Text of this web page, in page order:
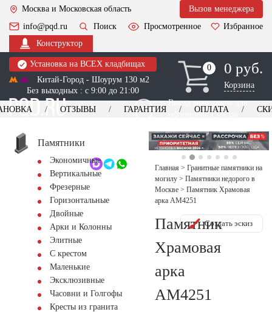
Москва и Московская область
Вызов менеджера
info@pqd.ru
Поиск Просмотренное
Избранное
Конструктор
Установка на ВСЕХ кладбищах
Китай-Город - Шоурум 130 м2
Без выходных : с 9:00 до 21:00
0
0 0 руб.
Корзина
Выезд менеджера для
оформления заказа
+7 (495) 518-44-23
Обратный звонок
ОТЗЫВЫ ГАРАНТИЯ ОПЛАТА
Памятники
Экономичные
Вертикальные
Фрезерные
Горизонтальные
Двойные
Арки и Колонны
Элитные
С крестом
Маленькие
Эксклюзивные
Часовни и Голгофы
Кресты из гранита
Главная > Гранитные памятники на
могилу > Памятники недорого в
Москве > Памятник Храмовая
арка AM4251
Памятник
Храмовая
арка
AM4251
Создать эскиз